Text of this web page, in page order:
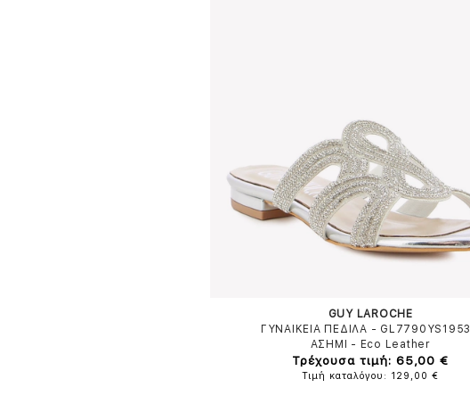
GUY LAROCHE
ΓΥΝΑΙΚΕΙΑ ΠΕΔΙΛΑ - GL7790YS1953
ΑΣΗΜΙ
- Eco Leather
Τρέχουσα τιμή: 65,00 €
Τιμή καταλόγου: 129,00 €